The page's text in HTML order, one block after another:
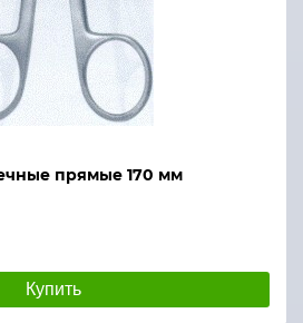
прямые 170 мм
Купить